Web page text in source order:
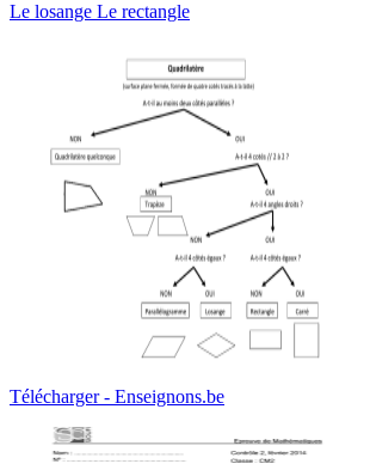
Le losange Le rectangle
Télécharger - Enseignons.be